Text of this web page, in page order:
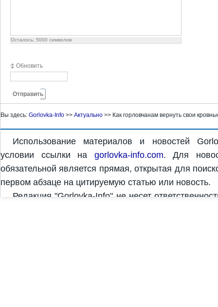
Осталось: 5000 символов
Обновить
Отправить
Вы здесь: Gorlovka-Info >> Актуально >> Как горловчанам вернуть свои
Использование материалов и новостей
условии ссылки на gorlovka-info.com. Для
обязательной является прямая, открытая для
первом абзаце на цитируемую статью или новость.
Редакция "Gorlovka-Info" не несет